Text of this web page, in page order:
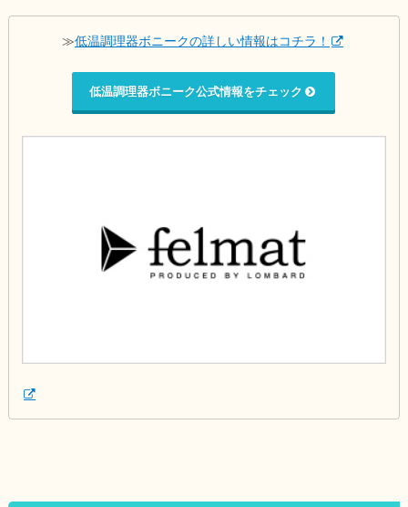
≫低温調理器ボニークの詳しい情報はコチラ！
低温調理器ボニーク公式情報をチェック